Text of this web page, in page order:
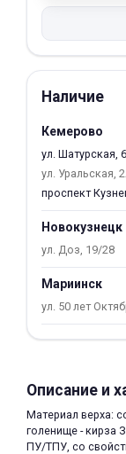
Наличие
Кемерово
ул. Шатурская,
ул. Уральская,
проспект
Новокузнецк
ул. Доз, 19/28
Мариинск
ул. 50 лет
Описание и
Материал верха:
голенище - кирза
ПУ/ТПУ, со
недели